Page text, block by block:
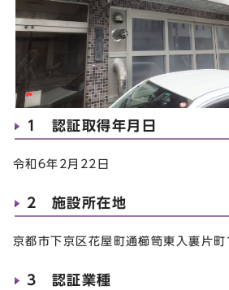
1 認証取得年月日
令和6年2月22日
2 施設所在地
京都市下京区花屋町通櫛笥東入裏片
3 認証業種